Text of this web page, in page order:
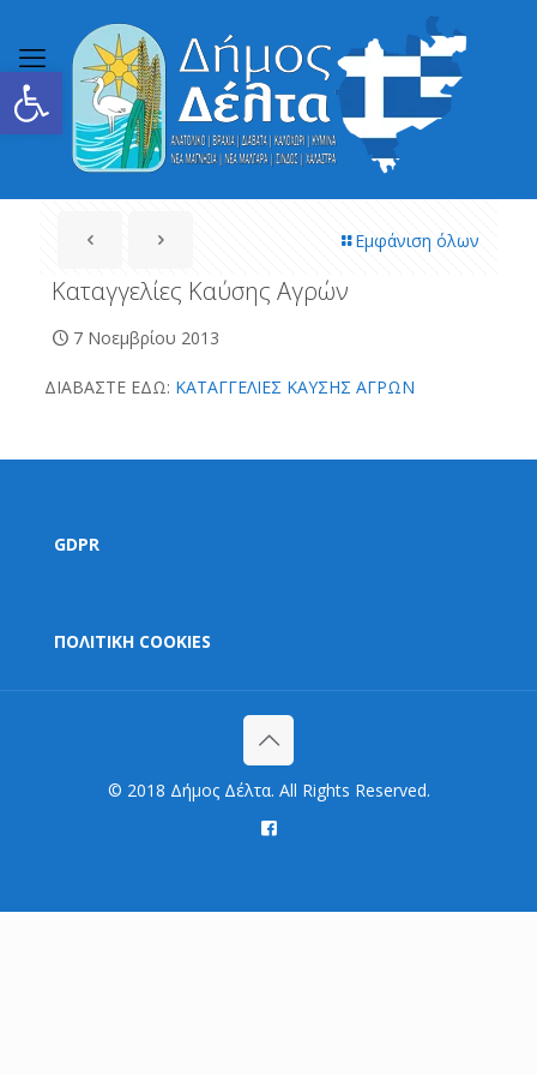
Ανοίξτε τη γραμμή εργαλείων
Εμφάνιση όλων
Καταγγελίες Καύσης Αγρών
7 Νοεμβρίου 2013
ΔΙΑΒΑΣΤΕ ΕΔΩ: ΚΑΤΑΓΓΕΛΙΕΣ ΚΑΥΣΗΣ ΑΓΡΩΝ
GDPR
ΠΟΛΙΤΙΚΗ COOKIES
© 2018 Δήμος Δέλτα. All Rights Reserved.